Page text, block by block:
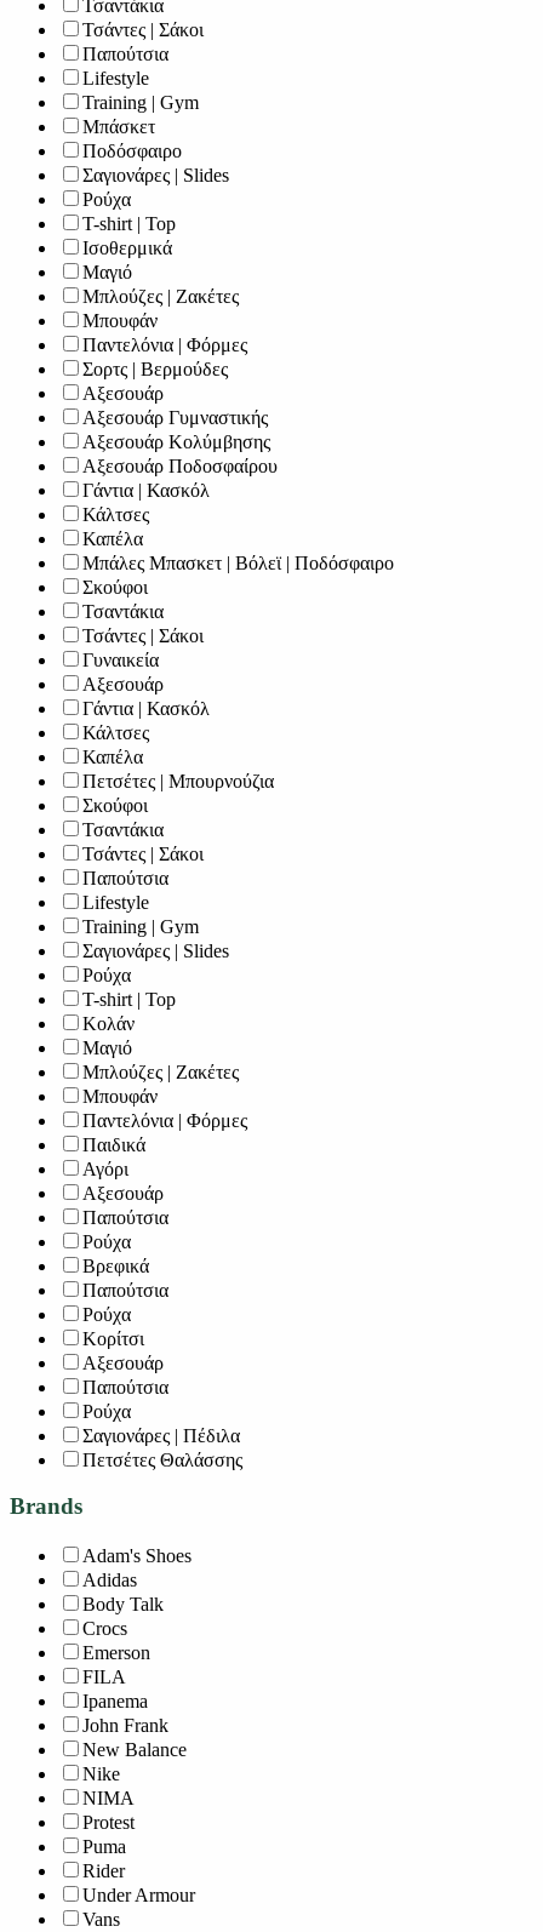
Τσαντάκια
Τσάντες | Σάκοι
Παπούτσια
Lifestyle
Training | Gym
Μπάσκετ
Ποδόσφαιρο
Σαγιονάρες | Slides
Ρούχα
T-shirt | Top
Ισοθερμικά
Μαγιό
Μπλούζες | Ζακέτες
Μπουφάν
Παντελόνια | Φόρμες
Σορτς | Βερμούδες
Αξεσουάρ
Αξεσουάρ Γυμναστικής
Αξεσουάρ Κολύμβησης
Αξεσουάρ Ποδοσφαίρου
Γάντια | Κασκόλ
Κάλτσες
Καπέλα
Μπάλες Μπασκετ | Βόλεϊ | Ποδόσφαιρο
Σκούφοι
Τσαντάκια
Τσάντες | Σάκοι
Γυναικεία
Αξεσουάρ
Γάντια | Κασκόλ
Κάλτσες
Καπέλα
Πετσέτες | Μπουρνούζια
Σκούφοι
Τσαντάκια
Τσάντες | Σάκοι
Παπούτσια
Lifestyle
Training | Gym
Σαγιονάρες | Slides
Ρούχα
T-shirt | Top
Κολάν
Μαγιό
Μπλούζες | Ζακέτες
Μπουφάν
Παντελόνια | Φόρμες
Παιδικά
Αγόρι
Αξεσουάρ
Παπούτσια
Ρούχα
Βρεφικά
Παπούτσια
Ρούχα
Κορίτσι
Αξεσουάρ
Παπούτσια
Ρούχα
Σαγιονάρες | Πέδιλα
Πετσέτες Θαλάσσης
Brands
Adam's Shoes
Adidas
Body Talk
Crocs
Emerson
FILA
Ipanema
John Frank
New Balance
Nike
NIMA
Protest
Puma
Rider
Under Armour
Vans